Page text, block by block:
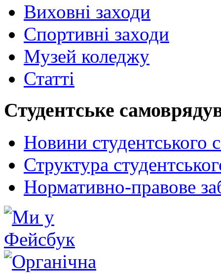
Виховні заходи
Спортивні заходи
Музей коледжу
Статті
Студентське
Новини студентського
Структура
Нормативно-правове